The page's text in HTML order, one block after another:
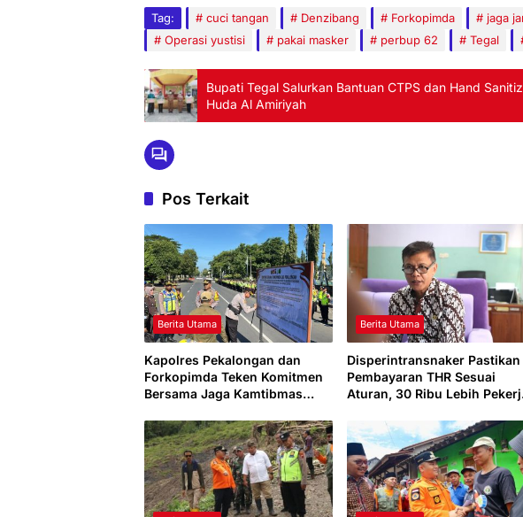
Tag: cuci tangan Denzibang Forkopimda jaga
Operasi yustisi
pakai masker perbup 62 Tegal
Bupati Tegal Salurkan Bantuan CTPS dan Hand
Huda Al Amiriyah
Pos Terkait
Berita Utama
Kapolres Pekalongan dan
Forkopimda Teken Komitmen
Bersama Jaga Kamtibmas
Berita Utama
Disperintransnaker Pastikan
Pembayaran THR Sesuai
Aturan, 30 Ribu Lebih
Menerima